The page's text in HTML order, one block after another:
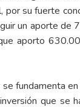
su fuerte
un aporte
aporto
fundamenta
que se